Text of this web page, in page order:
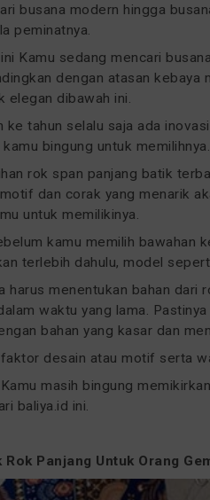
busana modern hingga
peminatnya.
Kamu sedang mencari
dengan atasan
elegan dibawah ini.
ke tahun selalu saja ada
bingung untuk memilihnya.
rok span panjang batik
dan corak yang menarik
untuk memilikinya.
kamu memilih bawahan
terlebih dahulu, model
harus menentukan bahan dari
waktu yang lama.
bahan yang kasar dan
desain atau motif serta
masih bingung
baliya.id ini.
Rok Panjang Untuk Orang